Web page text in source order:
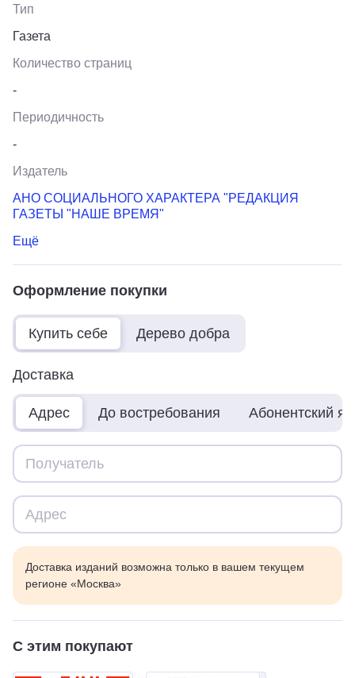
Тип
Газета
Количество страниц
-
Периодичность
-
Издатель
АНО СОЦИАЛЬНОГО ХАРАКТЕРА "РЕДАКЦИЯ
ГАЗЕТЫ "НАШЕ ВРЕМЯ"
Ещё
Оформление покупки
Купить себе Дерево добра
Доставка
Адрес До востребования Абонентский
Доставка изданий возможна только в вашем текущем
регионе «Москва»
С этим покупают